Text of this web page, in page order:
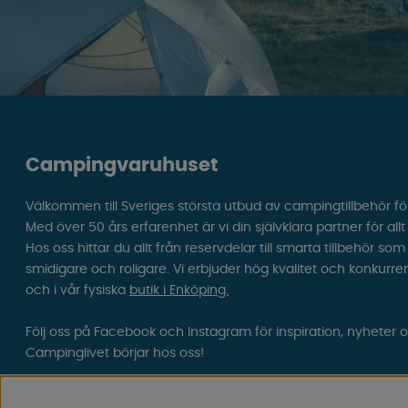
Campingvaruhuset
Välkommen till Sveriges största utbud av campingtillbehör
Med över 50 års erfarenhet är vi din självklara partner för
Hos oss hittar du allt från reservdelar till smarta tillbehör
smidigare och roligare. Vi erbjuder hög kvalitet och
och i vår fysiska butik i Enköping.
Följ oss på Facebook och Instagram för inspiration, nyheter
Campinglivet börjar hos oss!